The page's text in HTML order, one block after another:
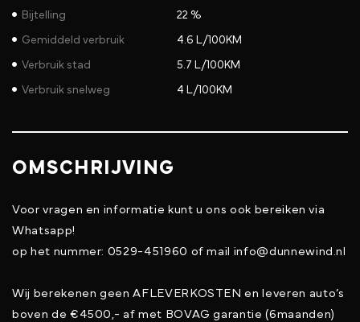
Bijtelling 22 %
Gemiddeld verbruik 4.6 L/100KM
Verbruik stad 5.7 L/100KM
Verbruik snelweg 4 L/100KM
OMSCHRIJVING
Voor vragen en informatie kunt u ons ook bereiken via
Whatsapp!
op het nummer: 0529-451960 of mail info@dunnewind.nl
Wij berekenen geen AFLEVERKOSTEN en leveren auto’s
boven de €4500,- af met BOVAG garantie (6maanden)